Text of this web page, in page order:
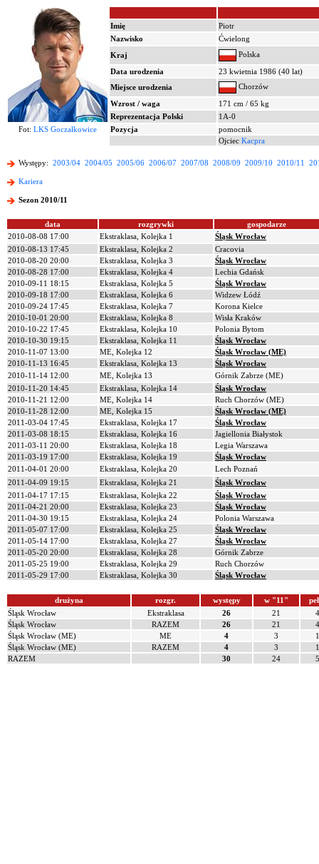
Imię
Piotr
Nazwisko
Ćwielong
Kraj
Polska
Data urodzenia
23 kwietnia 1986 (40 lat)
Miejsce urodzenia
Chorzów
Wzrost / waga
171 cm / 65 kg
Reprezentacja Polski
1A-0
Fot: LKS Goczałkowice Pozycja
pomocnik
Ojciec Kacpra
Występy: 2003/04 2004/05 2005/06 2006/07 2007/08 2008/09 2009/10 2010/11
Kariera
Sezon 2010/11
data rozgrywki
gospodarze
2010-08-08 17:00
Ekstraklasa, Kolejka 1
Śląsk Wrocław
2010-08-13 17:45
Ekstraklasa, Kolejka 2
Cracovia
2010-08-20 20:00
Ekstraklasa, Kolejka 3
Śląsk Wrocław
2010-08-28 17:00
Ekstraklasa, Kolejka 4
Lechia Gdańsk
2010-09-11 18:15
Ekstraklasa, Kolejka 5
Śląsk Wrocław
2010-09-18 17:00
Ekstraklasa, Kolejka 6
Widzew Łódź
2010-09-24 17:45
Ekstraklasa, Kolejka 7
Korona Kielce
2010-10-01 20:00
Ekstraklasa, Kolejka 8
Wisła Kraków
2010-10-22 17:45
Ekstraklasa, Kolejka 10
Polonia Bytom
2010-10-30 19:15
Ekstraklasa, Kolejka 11
Śląsk Wrocław
2010-11-07 13:00
ME, Kolejka 12
Śląsk Wrocław (ME)
2010-11-13 16:45
Ekstraklasa, Kolejka 13
Śląsk Wrocław
2010-11-14 12:00
ME, Kolejka 13
Górnik Zabrze (ME)
2010-11-20 14:45
Ekstraklasa, Kolejka 14
Śląsk Wrocław
2010-11-21 12:00
ME, Kolejka 14
Ruch Chorzów (ME)
2010-11-28 12:00
ME, Kolejka 15
Śląsk Wrocław (ME)
2011-03-04 17:45
Ekstraklasa, Kolejka 17
Śląsk Wrocław
2011-03-08 18:15
Ekstraklasa, Kolejka 16
Jagiellonia Białystok
2011-03-11 20:00
Ekstraklasa, Kolejka 18
Legia Warszawa
2011-03-19 17:00
Ekstraklasa, Kolejka 19
Śląsk Wrocław
2011-04-01 20:00
Ekstraklasa, Kolejka 20
Lech Poznań
2011-04-09 19:15
Ekstraklasa, Kolejka 21
Śląsk Wrocław
2011-04-17 17:15
Ekstraklasa, Kolejka 22
Śląsk Wrocław
2011-04-21 20:00
Ekstraklasa, Kolejka 23
Śląsk Wrocław
2011-04-30 19:15
Ekstraklasa, Kolejka 24
Polonia Warszawa
2011-05-07 17:00
Ekstraklasa, Kolejka 25
Śląsk Wrocław
2011-05-14 17:00
Ekstraklasa, Kolejka 27
Śląsk Wrocław
2011-05-20 20:00
Ekstraklasa, Kolejka 28
Górnik Zabrze
2011-05-25 19:00
Ekstraklasa, Kolejka 29
Ruch Chorzów
2011-05-29 17:00
Ekstraklasa, Kolejka 30 Śląsk Wrocław
drużyna rozgr. występy w "11"
Śląsk Wrocław
Ekstraklasa 26 21
4
Śląsk Wrocław
RAZEM 26 21
4
Śląsk Wrocław (ME)
ME 4 3
1
Śląsk Wrocław (ME)
RAZEM 4 3
1
RAZEM
30 24 5